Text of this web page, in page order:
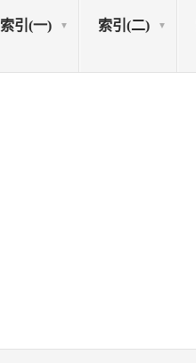
索引(一) 索引(二)